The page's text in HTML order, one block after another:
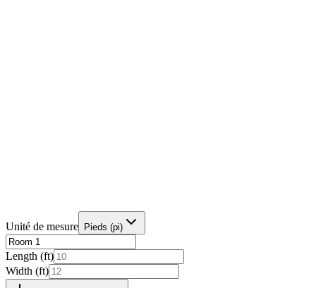
Unité de mesure Pieds (pi)
Length (ft)
Width (ft)